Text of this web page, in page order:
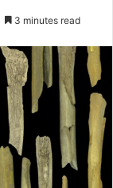
3 minutes read